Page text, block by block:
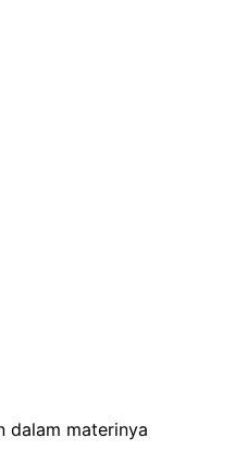
dalam materinya